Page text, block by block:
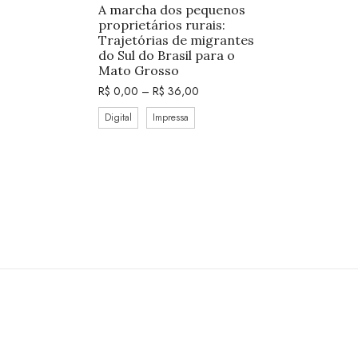
A marcha dos pequenos
proprietários rurais:
Trajetórias de migrantes
do Sul do Brasil para o
Mato Grosso
R$ 0,00 – R$ 36,00
Digital Impressa